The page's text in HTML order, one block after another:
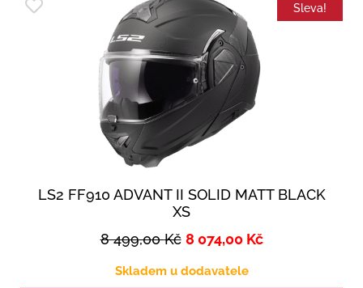
Sleva!
LS2 FF910 ADVANT II SOLID MATT BLACK
XS
8 499,00Kč 8 074,00 Kč
Skladem u dodavatele